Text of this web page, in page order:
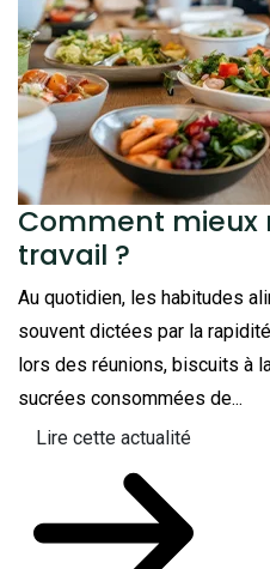
Comment mieux
travail ?
Au quotidien, les habitudes
souvent dictées par la
lors des réunions, biscuits à
sucrées consommées de...
Lire cette actualité